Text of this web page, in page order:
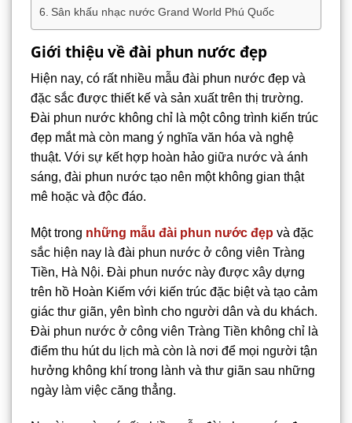
Sân khấu nhạc nước Grand World Phú Quốc
Giới thiệu về đài phun nước đẹp
Hiện nay, có rất nhiều mẫu đài phun nước đẹp và
đặc sắc được thiết kế và sản xuất trên thị trường.
Đài phun nước không chỉ là một công trình kiến trúc
đẹp mắt mà còn mang ý nghĩa văn hóa và nghệ
thuật. Với sự kết hợp hoàn hảo giữa nước và ánh
sáng, đài phun nước tạo nên một không gian thật
mê hoặc và độc đáo.
Một trong những mẫu đài phun nước đẹp và đặc
sắc hiện nay là đài phun nước ở công viên Tràng
Tiền, Hà Nội. Đài phun nước này được xây dựng
trên hồ Hoàn Kiếm với kiến trúc đặc biệt và tạo cảm
giác thư giãn, yên bình cho người dân và du khách.
Đài phun nước ở công viên Tràng Tiền không chỉ là
điểm thu hút du lịch mà còn là nơi để mọi người tận
hưởng không khí trong lành và thư giãn sau những
ngày làm việc căng thẳng.